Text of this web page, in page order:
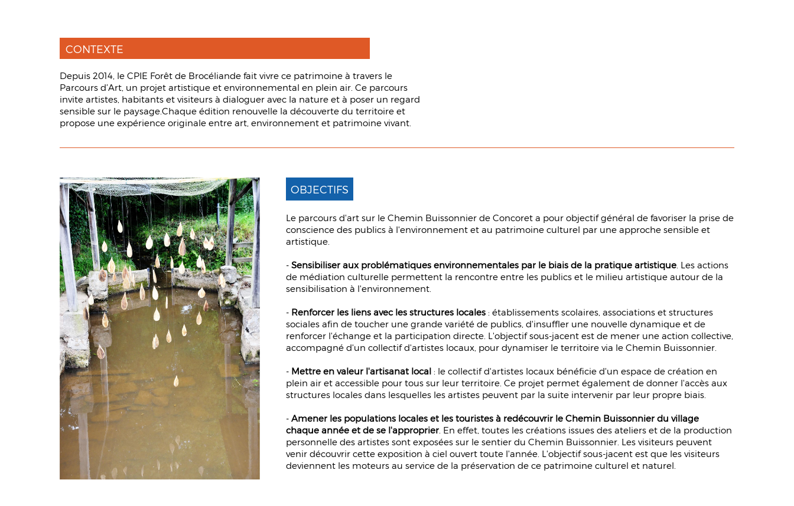
CONTEXTE
Depuis 2014, le CPIE Forêt de Brocéliande fait vivre ce patrimoine à travers le
Parcours d’Art, un projet artistique et environnemental en plein air. Ce parcours
invite artistes, habitants et visiteurs à dialoguer avec la nature et à poser un regard
sensible sur le paysage.Chaque édition renouvelle la découverte du territoire et
propose une expérience originale entre art, environnement et patrimoine vivant.
OBJECTIFS
Le parcours d'art sur le Chemin Buissonnier de Concoret a pour objectif général de favoriser la prise de
conscience des publics à l'environnement et au patrimoine culturel par une approche sensible et
artistique.
-Sensibiliser aux problématiques environnementales par le biais de la pratique artistique . Les actions
de médiation culturelle permettent la rencontre entre les publics et le milieu artistique autour de la
sensibilisation à l'environnement.
- Renforcer les liens avec les structures locales : établissements scolaires, associations et structures
sociales afin de toucher une grande variété de publics, d'insuffler une nouvelle dynamique et de
renforcer l'échange et la participation directe. L'objectif sous-jacent est de mener une action collective,
accompagné d'un collectif d'artistes locaux, pour dynamiser le territoire via le Chemin Buissonnier.
- Mettre en valeur l'artisanat local : le collectif d'artistes locaux bénéficie d'un espace de création en
plein air et accessible pour tous sur leur territoire. Ce projet permet également de donner l'accès aux
structures locales dans lesquelles les artistes peuvent par la suite intervenir par leur propre biais.
-Amener les populations locales et les touristes à redécouvrir le Chemin Buissonnier du village
chaque année et de se l'approprier . En effet, toutes les créations issues des ateliers et de la production
personnelle des artistes sont exposées sur le sentier du Chemin Buissonnier. Les visiteurs peuvent
venir découvrir cette exposition à ciel ouvert toute l'année. L'objectif sous-jacent est que les visiteurs
deviennent les moteurs au service de la préservation de ce patrimoine culturel et naturel.